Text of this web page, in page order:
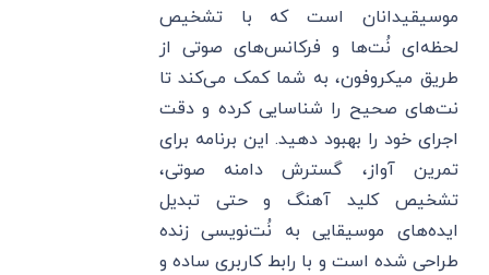
موسیقیدانان است که با تشخیص
لحظه‌ای نُت‌ها و فرکانس‌های صوتی از
طریق میکروفون، به شما کمک می‌کند تا
نت‌های صحیح را شناسایی کرده و دقت
اجرای خود را بهبود دهید. این برنامه برای
تمرین آواز، گسترش دامنه صوتی،
تشخیص کلید آهنگ و حتی تبدیل
ایده‌های موسیقایی به نُت‌نویسی زنده
طراحی شده است و با رابط کاربری ساده و